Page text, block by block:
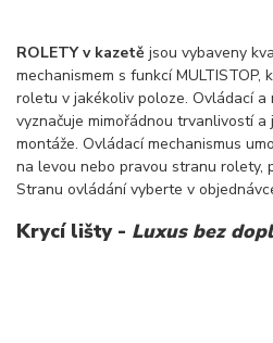
ROLETY v kazetě jsou vybaveny
mechanismem s funkcí
roletu v jakékoliv poloze. Ovládací a
vyznačuje mimořádnou trvanlivostí a
montáže. Ovládací mechanismus
na levou nebo pravou stranu rolety,
Stranu ovládání vyberte v
Krycí lišty - Luxus bez